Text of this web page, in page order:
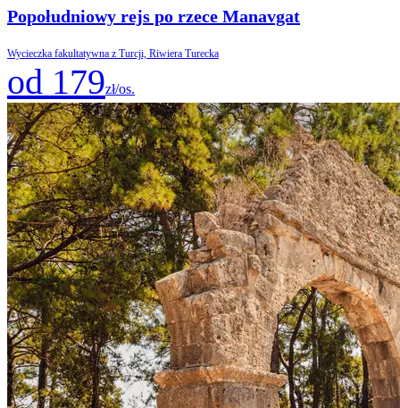
Popołudniowy rejs po rzece Manavgat
Wycieczka fakultatywna z Turcji, Riwiera Turecka
od 179zł/os.